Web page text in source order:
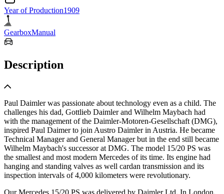
Year of Production1909
GearboxManual
Description
Paul Daimler was passionate about technology even as a child. The
challenges his dad, Gottlieb Daimler and Wilhelm Maybach had
with the management of the Daimler-Motoren-Gesellschaft (DMG),
inspired Paul Daimer to join Austro Daimler in Austria. He became
Technical Manager and General Manager but in the end still became
Wilhelm Maybach's successor at DMG. The model 15/20 PS was
the smallest and most modern Mercedes of its time. Its engine had
hanging and standing valves as well cardan transmission and its
inspection intervals of 4,000 kilometers were revolutionary.
Our Mercedes 15/20 PS was delivered by Daimler Ltd. In London.